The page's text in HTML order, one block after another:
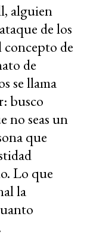
alguien
de los
de
de
se llama
busco
no seas un
que
Lo que
la